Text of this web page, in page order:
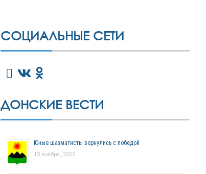
СОЦИАЛЬНЫЕ СЕТИ
ДОНСКИЕ ВЕСТИ
Юные шахматисты вернулись с победой
13 ноября, 2025